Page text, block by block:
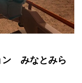
ン みなとみら